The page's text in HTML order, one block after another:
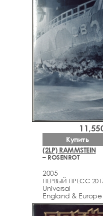
(2LP) RAMMSTEIN
– ROSENROT
2005
ПЕРВЫЙ ПРЕСС
Universal
England & Europe
Купить